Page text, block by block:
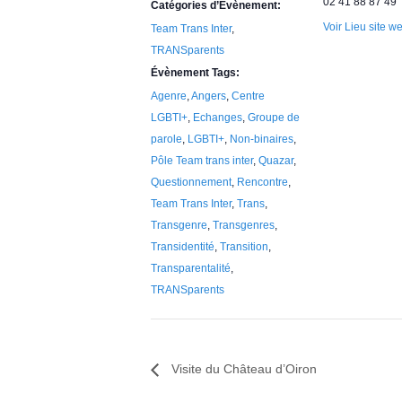
Catégories d’Évènement:
Team Trans Inter,
TRANSparents
Évènement Tags:
Agenre,Angers, Centre
LGBTI+, Echanges, Groupe de
parole, LGBTI+, Non-binaires,
Pôle Team trans inter, Quazar,
Questionnement, Rencontre,
Team Trans Inter, Trans,
Transgenre, Transgenres,
Transidentité, Transition,
Transparentalité,
TRANSparents
Voir Lieu site
Visite du Château d’Oiron